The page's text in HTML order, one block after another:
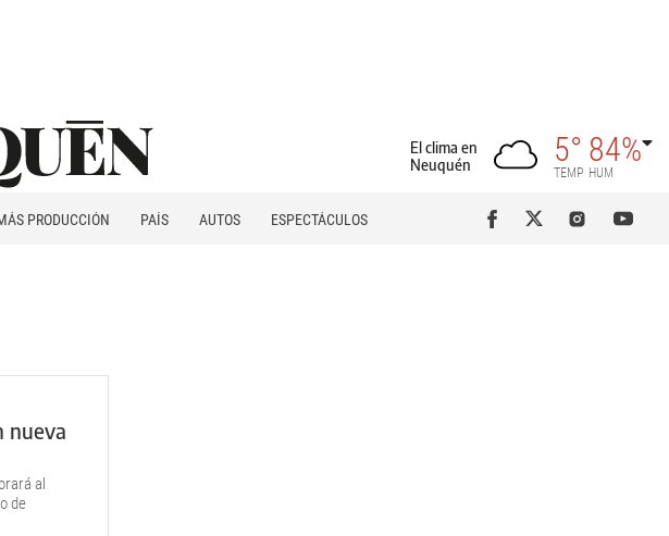
El clima en
Neuquén
5°
TEMP
84%
HUM
PRODUCCIÓN PAÍS AUTOS
ESPECTÁCULOS
nueva
al
de